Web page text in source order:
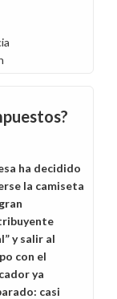
ha decidido
la camiseta
y salir al
con el
ya
casi